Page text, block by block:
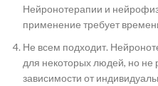
Нейронотерапии и
применение требует
Не всем подходит.
для некоторых людей, но не
зависимости от